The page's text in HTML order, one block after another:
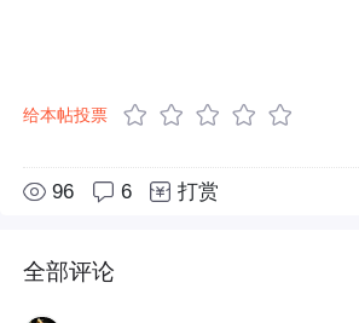
给本帖投票
96 6 打赏
全部评论